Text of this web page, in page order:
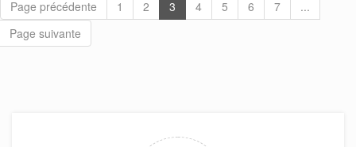
Page précédente 1 2 3 4 5 6 7
...
Page suivante